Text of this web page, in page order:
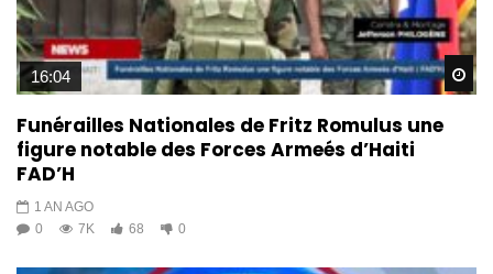
16:04
Funérailles Nationales de Fritz Romulus une
figure notable des Forces Armeés d’Haiti
FAD’H
1 AN AGO
0
7K 68 0